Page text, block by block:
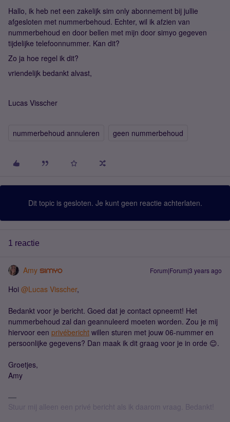
Hallo, ik heb net een zakelijk sim only abonnement bij jullie
afgesloten met nummerbehoud. Echter, wil ik afzien van
nummerbehoud en door bellen met mijn door simyo gegeven
tijdelijke telefoonnummer. Kan dit?
Zo ja hoe regel ik dit?
vriendelijk bedankt alvast,
Lucas Visscher
nummerbehoud annuleren geen nummerbehoud
Dit topic is gesloten. Je kunt geen reactie achterlaten.
1 reactie
Amy Forum|Forum|3 years ago
Hoi @Lucas Visscher,
Bedankt voor je bericht. Goed dat je contact opneemt! Het
nummerbehoud zal dan geannuleerd moeten worden. Zou je mij
hiervoor een privébericht willen sturen met jouw 06-nummer en
persoonlijke gegevens? Dan maak ik dit graag voor je in orde 😊.
Groetjes,
Amy
Stuur mij alleen een privé bericht als ik daarom vraag. Bedankt!